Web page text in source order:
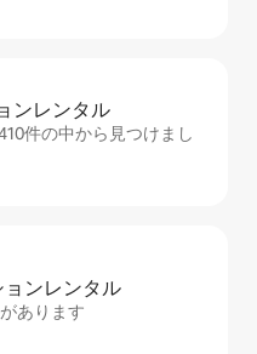
ンレ⁠ン⁠タ⁠ル
件の中から見つけまし
ンレ⁠ン⁠タ⁠ル
あります